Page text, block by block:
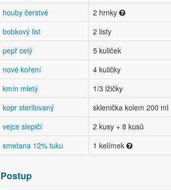
houby čerstvé
2 hrnky
bobkový list
2 listy
pepř celý
5 kuliček
nové koření
4 kuličky
kmín mletý
1/3 lžičky
kopr sterilovaný
sklenička kolem 200
vejce slepičí
2 kusy + 8 kusů
smetana 12% tuku
1 kelímek
Postup